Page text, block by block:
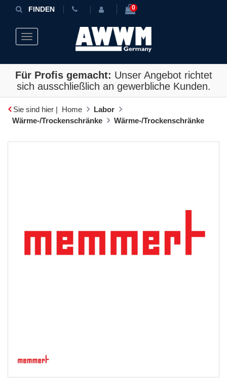
FINDEN 0
Toggle navigation
Für Profis gemacht: Unser Angebot richtet
sich ausschließlich an gewerbliche Kunden.
Sie sind hier | Home
Labor
Wärme-/Trockenschränke
Wärme-/Trockenschränke